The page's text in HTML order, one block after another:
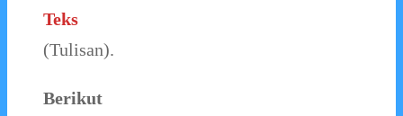
Teks
(Tulisan).
Berikut